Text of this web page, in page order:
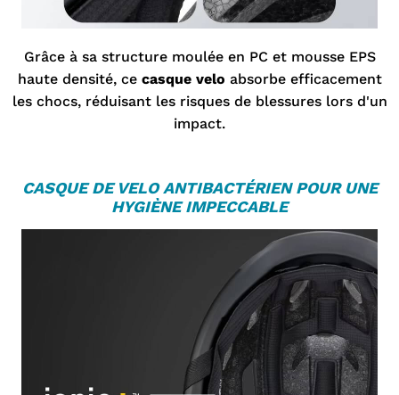
Grâce à sa structure moulée en PC et mousse EPS
haute densité, ce casque velo absorbe efficacement
les chocs, réduisant les risques de blessures lors d'un
impact.
CASQUE DE VELO ANTIBACTÉRIEN POUR UNE
HYGIÈNE IMPECCABLE